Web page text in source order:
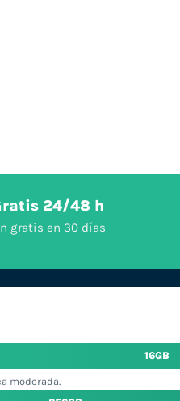
24/48 h
gratis en 30 días
16GB
moderada.